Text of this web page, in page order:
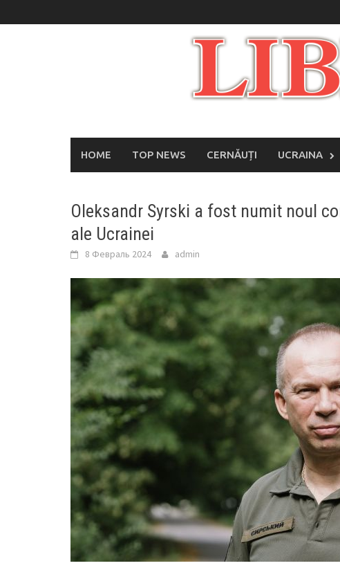
to
HOME TOP NEWS CERNĂUȚI UCRAINA
Oleksandr Syrski a fost numit noul
ale Ucrainei
8 Февраль 2024 admin